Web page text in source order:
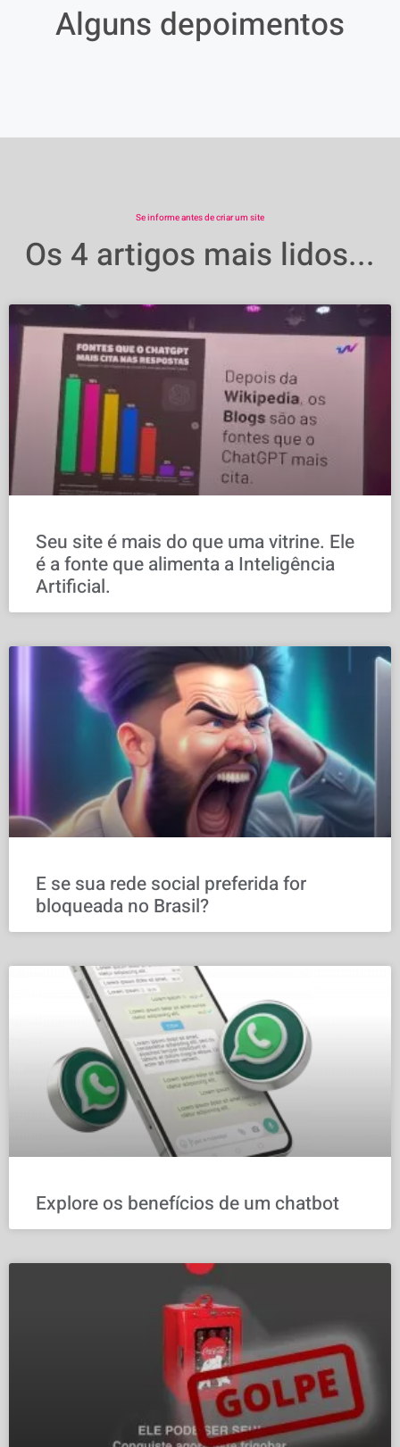
Alguns depoimentos
Se informe antes de criar um site
Os 4 artigos mais lidos...
Seu site é mais do que uma vitrine. Ele
é a fonte que alimenta a Inteligência
Artificial.
E se sua rede social preferida for
bloqueada no Brasil?
Explore os benefícios de um chatbot